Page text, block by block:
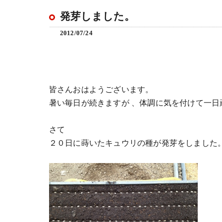
発芽しました。
2012/07/24
皆さんおはようございます。
暑い毎日が続きますが 、体調に気を付けて一日
さて
２０日に蒔いたキュウリの種が発芽をしました。